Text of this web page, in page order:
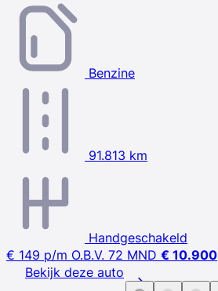
Benzine
91.813 km
Handgeschakeld
€ 149 p/m O.B.V. 72 MND € 10.900
Bekijk deze auto